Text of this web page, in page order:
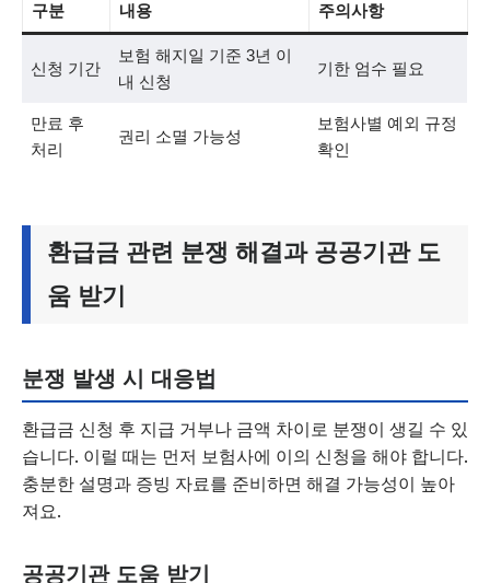
구분 내용 주의사항
신청 기간
보험 해지일 기준 3년 이
내 신청
기한 엄수 필요
만료 후
처리
권리 소멸 가능성
보험사별 예외 규정
확인
환급금 관련 분쟁 해결과 공공기관 도
움 받기
분쟁 발생 시 대응법
환급금 신청 후 지급 거부나 금액 차이로 분쟁이 생길 수 있
습니다. 이럴 때는 먼저 보험사에 이의 신청을 해야 합니다.
충분한 설명과 증빙 자료를 준비하면 해결 가능성이 높아
져요.
공공기관 도움 받기